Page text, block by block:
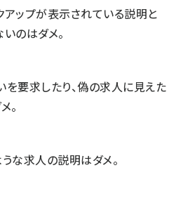
アップが表示されている説明と
のはダメ。
要求したり、偽の求人に見えた
。
な求人の説明はダメ。